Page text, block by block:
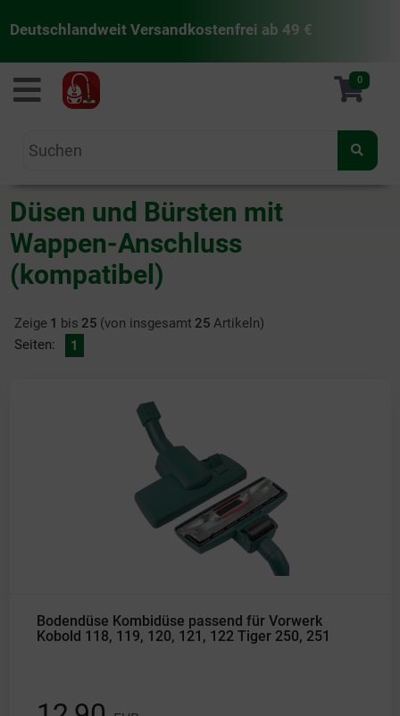
Deutschlandweit Versandkostenfrei ab 49 €
staubsaugermanufaktur 0
Düsen und Bürsten mit
Wappen-Anschluss
(kompatibel)
Zeige 1 bis 25 (von insgesamt 25 Artikeln)
Seiten:
1
Bodendüse Kombidüse passend für Vorwerk
Kobold 118, 119, 120, 121, 122 Tiger 250, 251